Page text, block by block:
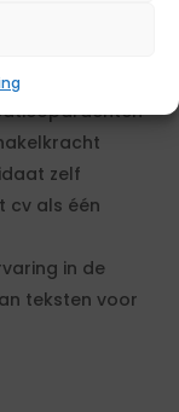
zelf
cv als één
in de
teksten voor